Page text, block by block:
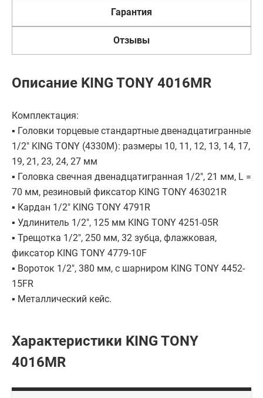
Гарантия
Отзывы
Описание KING TONY 4016MR
Комплектация:
▪ Головки торцевые стандартные двенадцатигранные
1/2" KING TONY (4330M): размеры 10, 11, 12, 13, 14, 17,
19, 21, 23, 24, 27 мм
▪ Головка свечная двенадцатигранная 1/2", 21 мм, L =
70 мм, резиновый фиксатор KING TONY 463021R
▪ Кардан 1/2" KING TONY 4791R
▪ Удлинитель 1/2", 125 мм KING TONY 4251-05R
▪ Трещотка 1/2", 250 мм, 32 зубца, флажковая,
фиксатор KING TONY 4779-10F
▪ Вороток 1/2", 380 мм, с шарниром KING TONY 4452-
15FR
▪ Металлический кейс.
Характеристики KING TONY
4016MR